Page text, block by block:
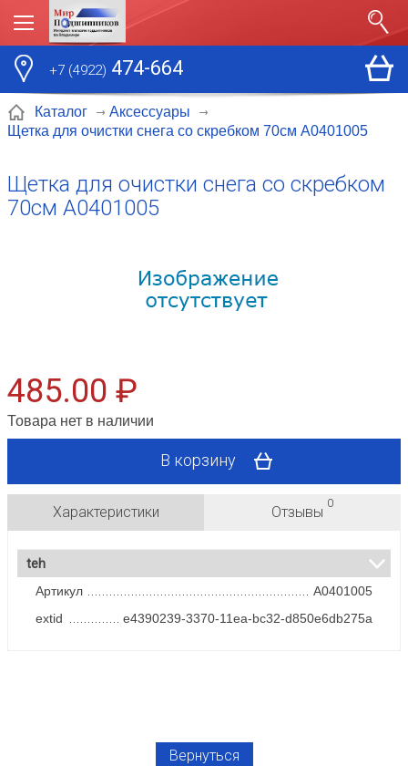
+7 (4922) 474-664
Каталог
Аксессуары
Щетка для очистки снега со скребком 70см A0401005
Щетка для очистки снега со скребком
70см A0401005
485.00 ₽
Товара нет в наличии
В корзину
Характеристики Отзывы
0
teh
Артикул
A0401005
extid
e4390239-3370-11ea-bc32-d850e6db275a
Вернуться